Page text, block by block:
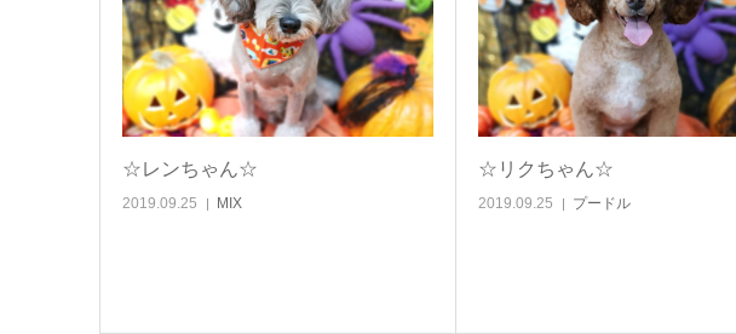
☆レンちゃん☆
2019.09.25 MIX
☆リクちゃん☆
2019.09.25 プードル